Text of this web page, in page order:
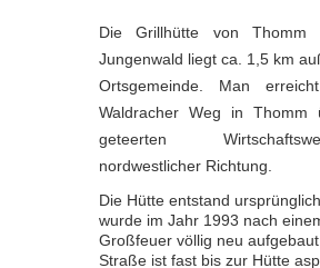
Die Grillhütte von Thomm
Jungenwald liegt ca. 1,5 km
Ortsgemeinde. Man
Waldracher Weg in Thomm
geteerten
nordwestlicher Richtung.
Die Hütte entstand
wurde im Jahr 1993 nach
Großfeuer völlig neu
Straße ist fast bis zur Hütte